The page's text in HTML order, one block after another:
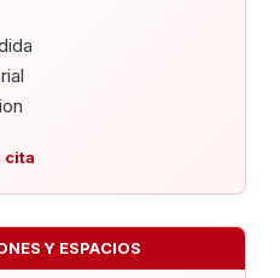
cita
Y ESPACIOS